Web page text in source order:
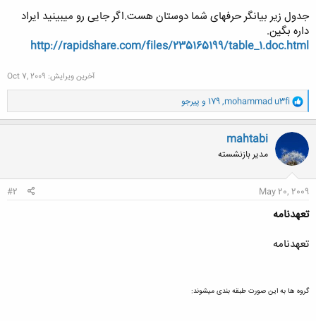
جدول زیر بیانگر حرفهای شما دوستان هست.اگر جایی رو میبینید ایراد
داره بگین.
http://rapidshare.com/files/235165199/table_1.doc.html
آخرین ویرایش: Oct 7, 2009
و
ا
ک
ن
ش
ه
ا
mohammad u3fi
,
179 و پیرجو
mahtabi
مدیر بازنشسته
May 20, 2009
#2
تعهدنامه
تعهدنامه
گروه ها به این صورت طبقه بندی میشوند: